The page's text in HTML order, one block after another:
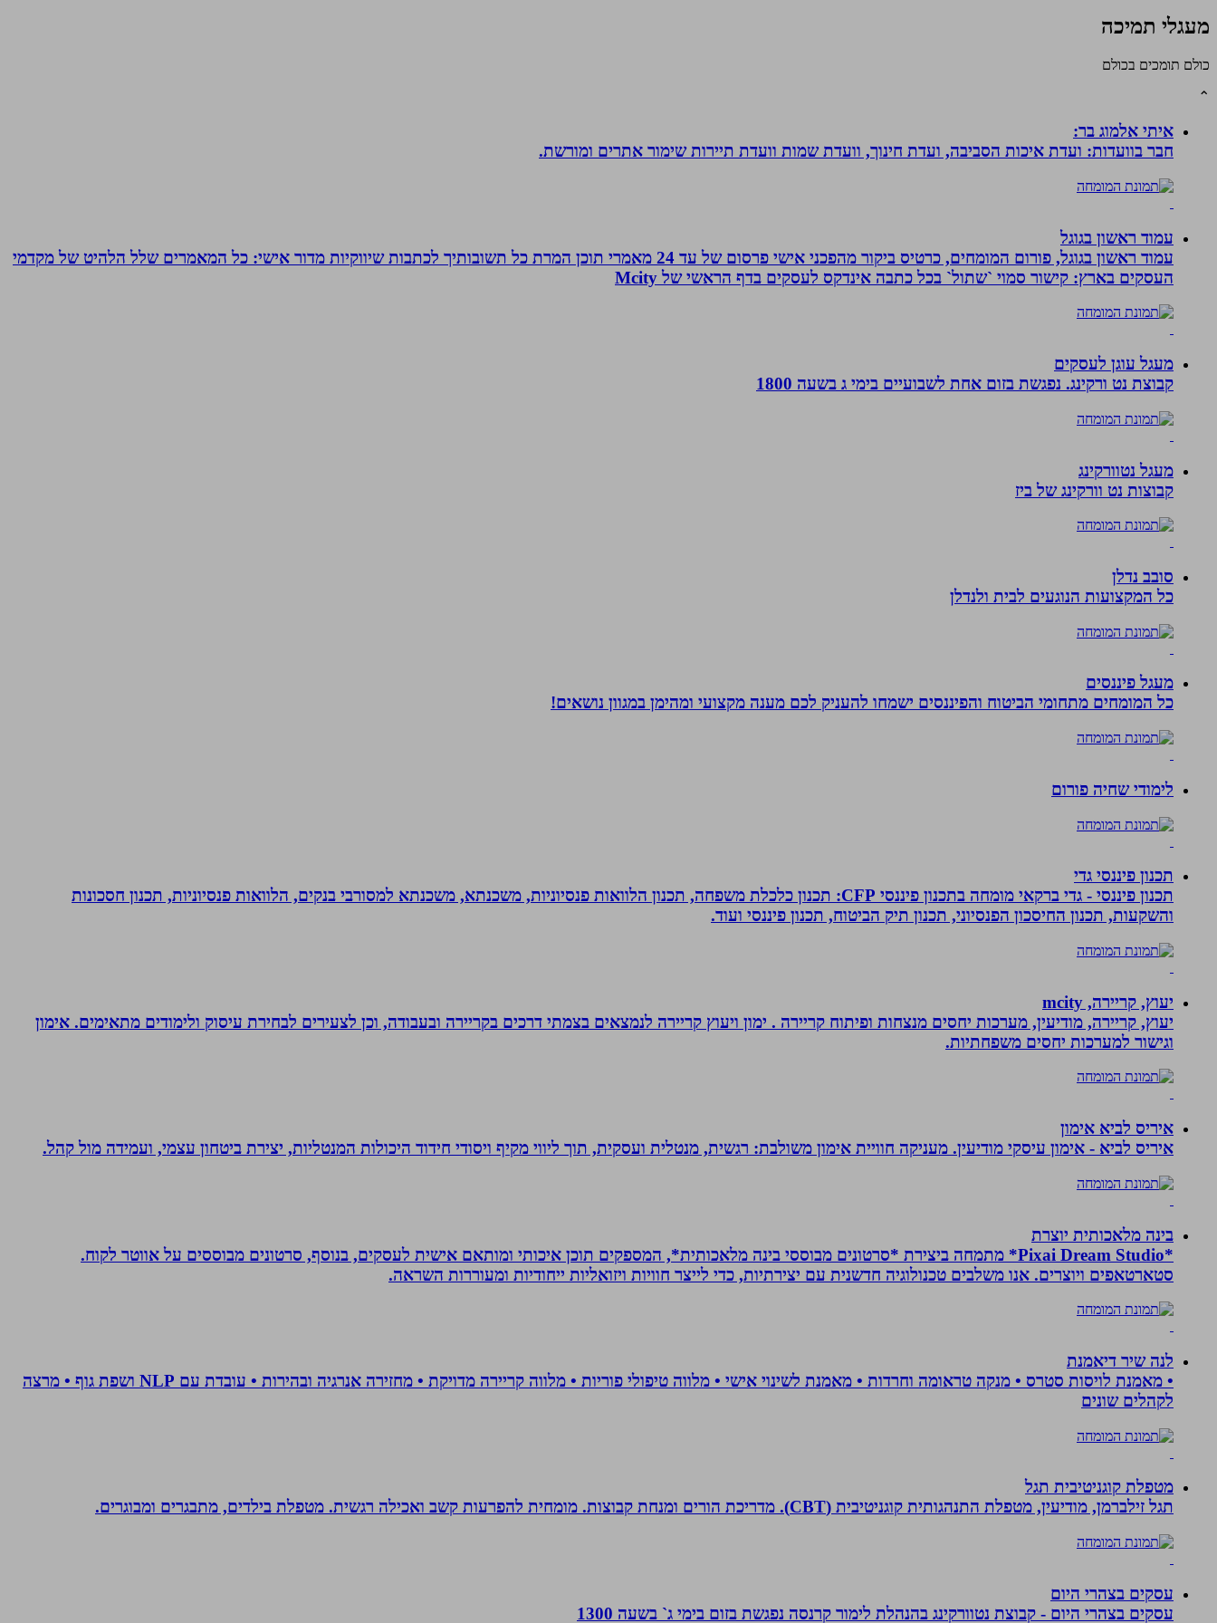
מעגלי תמיכה
כולם תומכים בכולם
⌃
איתי אלמוג בר:
חבר בוועדות: ועדת איכות הסביבה, ועדת חינוך, וועדת שמות וועדת תיירות שימור אתרים ומורשת.
עמוד ראשון בגוגל
עמוד ראשון בגוגל, פורום המומחים, כרטיס ביקור מהפכני אישי פרסום של עד 24 מאמרי תוכן המרת כל תשובותיך לכתבות שיווקיות מדור אישי: כל המאמרים שלל הלהיט של מקדמי
העסקים בארץ: קישור סמוי `שתול` בכל כתבה אינדקס לעסקים בדף הראשי של Mcity
מעגל עוגן לעסקים
קבוצת נט ורקינג. נפגשת בזום אחת לשבועיים בימי ג בשעה 1800
מעגל נטוורקינג
קבוצות נט וורקינג של ביז
סובב נדלן
כל המקצועות הנוגעים לבית ולנדלן
מעגל פיננסים
כל המומחים מתחומי הביטוח והפיננסים ישמחו להעניק לכם מענה מקצועי ומהימן במגוון נושאים!
לימודי שחיה פורום
תכנון פיננסי גדי
תכנון פיננסי - גדי ברקאי מומחה בתכנון פיננסי CFP: תכנון כלכלת משפחה, תכנון הלוואות פנסיוניות, משכנתא, משכנתא למסורבי בנקים, הלוואות פנסיוניות, תכנון חסכונות
והשקעות, תכנון החיסכון הפנסיוני, תכנון תיק הביטוח, תכנון פיננסי ועוד.
יעוץ, קריירה, mcity
יעוץ, קריירה, מודיעין, מערכות יחסים מנצחות ופיתוח קריירה . ימון ויעוץ קריירה לנמצאים בצמתי דרכים בקריירה ובעבודה, וכן לצעירים לבחירת עיסוק ולימודים מתאימים. אימון
וגישור למערכות יחסים משפחתיות.
איריס לביא אימון
איריס לביא - אימון עיסקי מודיעין. מעניקה חוויית אימון משולבת: רגשית, מנטלית ועסקית, תוך ליווי מקיף ויסודי חידוד היכולות המנטליות, יצירת ביטחון עצמי, ועמידה מול קהל.
בינה מלאכותית יוצרת
*Pixai Dream Studio* מתמחה ביצירת *סרטונים מבוססי בינה מלאכותית*, המספקים תוכן איכותי ומותאם אישית לעסקים, בנוסף, סרטונים מבוססים על אווטר לקוח.
סטארטאפים ויוצרים. אנו משלבים טכנולוגיה חדשנית עם יצירתיות, כדי לייצר חוויות ויזואליות ייחודיות ומעוררות השראה.
לנה שיר דיאמנת
• מאמנת לויסות סטרס • מנקה טראומה וחרדות • מאמנת לשינוי אישי • מלווה טיפולי פוריות • מלווה קריירה מדויקת • מחזירה אנרגיה ובהירות • עובדת עם NLP ושפת גוף • מרצה
לקהלים שונים
מטפלת קוגניטיבית תגל
תגל זילברמן, מודיעין, מטפלת התנהגותית קוגניטיבית (CBT). מדריכת הורים ומנחת קבוצות. מומחית להפרעות קשב ואכילה רגשית. מטפלת בילדים, מתבגרים ומבוגרים.
עסקים בצהרי היום
עסקים בצהרי היום - קבוצת נטוורקינג בהנהלת לימור קרנסה נפגשת בזום בימי ג` בשעה 1300